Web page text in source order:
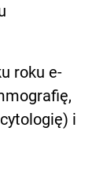
roku e-
i